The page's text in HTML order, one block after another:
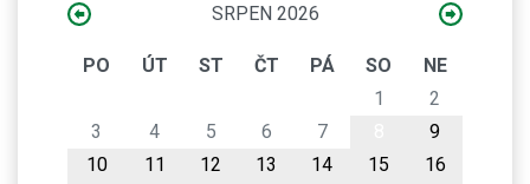
SRPEN 2026
PO ÚT ST ČT PÁ SO
NE
1
2
3
4 5 6 7
9
10
11 12 13 14 15
16